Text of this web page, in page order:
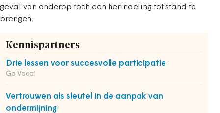
geval van onderop toch een herindeling tot stand te
brengen.
Kennispartners
Drie lessen voor succesvolle participatie
Go Vocal
Vertrouwen als sleutel in de aanpak van
ondermijning